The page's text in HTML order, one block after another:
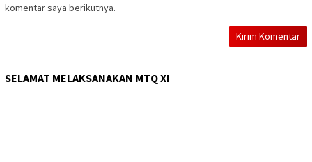
komentar saya berikutnya.
SELAMAT MELAKSANAKAN MTQ XI